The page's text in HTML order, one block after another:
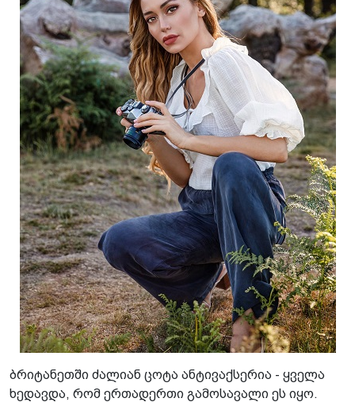
ბრიტანეთში ძალიან ცოტა ანტივაქსერია - ყველა
ხედავდა, რომ ერთადერთი გამოსავალი ეს იყო.